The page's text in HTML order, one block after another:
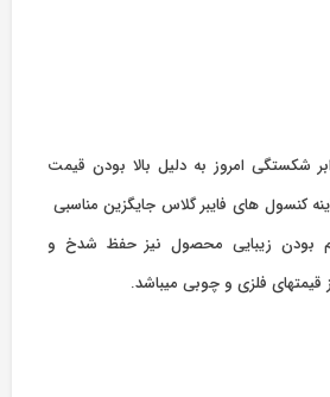
شکستگی امروز به دلیل بالا بودن قیمت
کنسول های فایبر گلاس جایگزین مناسبی
بودن زیبایی محصول نیز حفظ شدخ و
قیمتهای فلزی و چوبی میباشد.